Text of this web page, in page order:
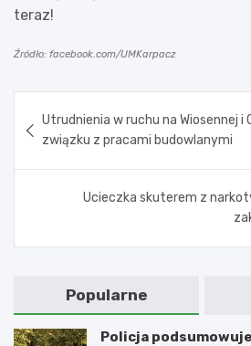
teraz!
Źródło: facebook.com/UMKarpacz
wpisu
Utrudnienia w ruchu na Wiosennej i
związku z pracami budowlanymi
Ucieczka skuterem z
Popularne
Policja